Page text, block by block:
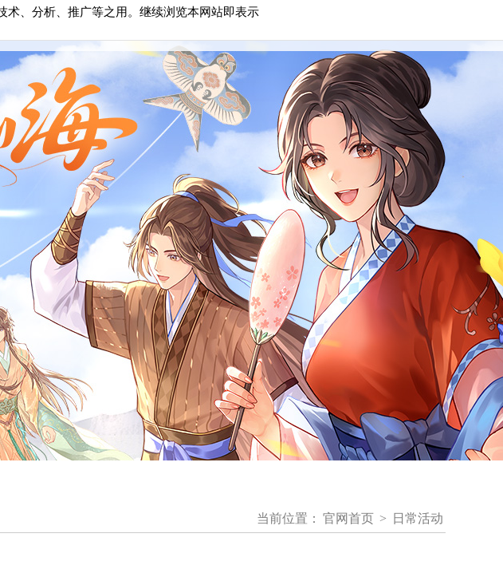
当前位置： 官网首页 > 日常活动
术、分析、推广等之用。继续浏览本网站即表示